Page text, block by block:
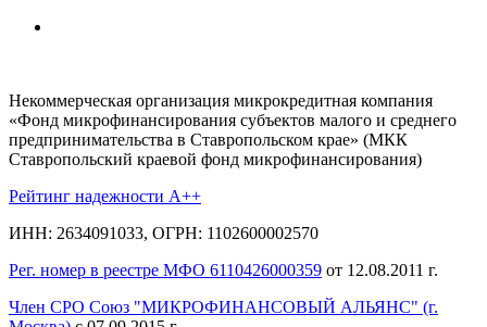
Некоммерческая организация микрокредитная компания
«Фонд микрофинансирования субъектов малого и среднего
предпринимательства в Ставропольском крае» (МКК
Ставропольский краевой фонд микрофинансирования)
Рейтинг надежности A++
ИНН: 2634091033, ОГРН: 1102600002570
Рег. номер в реестре МФО 6110426000359 от 12.08.2011 г.
Член СРО Союз "МИКРОФИНАНСОВЫЙ АЛЬЯНС" (г.